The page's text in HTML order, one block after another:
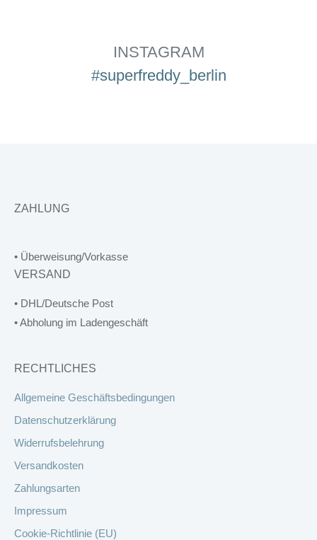
INSTAGRAM
#superfreddy_berlin
ZAHLUNG
• Überweisung/Vorkasse
VERSAND
• DHL/Deutsche Post
• Abholung im Ladengeschäft
RECHTLICHES
Allgemeine Geschäftsbedingungen
Datenschutzerklärung
Widerrufsbelehrung
Versandkosten
Zahlungsarten
Impressum
Cookie-Richtlinie (EU)